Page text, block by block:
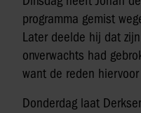
programma gemist
Later deelde hij dat
onverwachts had
want de reden
Donderdag laat